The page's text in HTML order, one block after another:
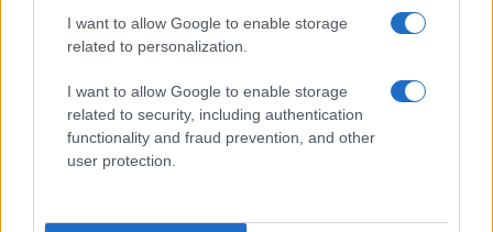
I want to allow Google to enable storage
related to personalization.
I want to allow Google to enable storage
related to security, including authentication
functionality and fraud prevention, and other
user protection.
I nostri cari